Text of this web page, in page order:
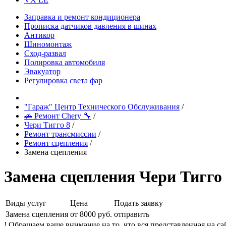
Заправка и ремонт кондиционера
Прописка датчиков давления в шинах
Антикор
Шиномонтаж
Сход-развал
Полировка автомобиля
Эвакуатор
Регулировка света фар
"Гараж" Центр Технического Обслуживания /
🚗 Ремонт Chery 🔧 /
Чери Тигго 8 /
Ремонт трансмиссии /
Ремонт сцепления /
Замена сцепления
Замена сцепления Чери Тигго
Виды услуг Цена
Подать заявку
Замена сцепления от 8000 руб. отправить